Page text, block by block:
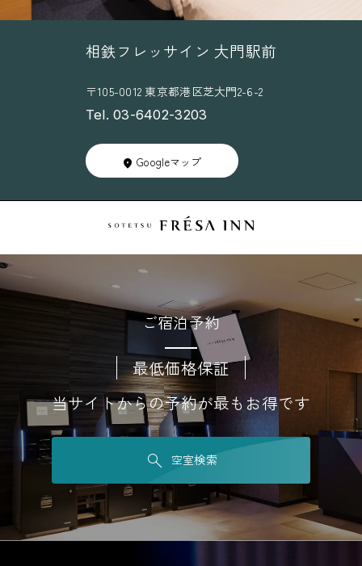
相鉄フレッサイン 大門駅前
〒105-0012 東京都港区芝大門2-6-2
Tel. 03-6402-3203
Googleマップ
ご宿泊予約
最低価格保証
当サイトからの予約が最もお得です
空室検索